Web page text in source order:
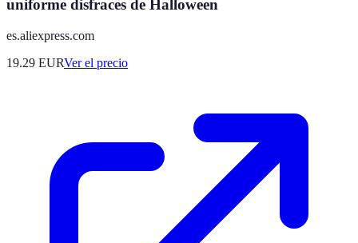
uniforme disfraces de Halloween
es.aliexpress.com
19.29 EURVer el precio